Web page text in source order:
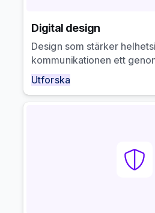
Digital design
Design som stärker
kommunikationen ett
Utforska